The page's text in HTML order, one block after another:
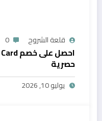
قلعة الشروح 0
حصرية
يوليو 10, 2026